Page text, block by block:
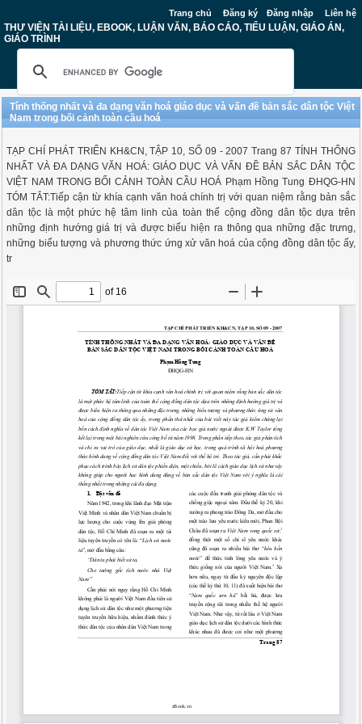
Trang chủ Đăng ký Đăng nhập Liên hệ
THƯ VIỆN TÀI LIỆU, EBOOK, LUẬN VĂN, BÁO CÁO, TIỂU LUẬN, GIÁO ÁN,
GIÁO TRÌNH
Tính thống nhất và đa dạng văn hoá giáo dục và vấn đề bản sắc dân tộc Việt
Nam trong bối cảnh toàn cầu hoá
TẠP CHÍ PHÁT TRIỂN KH&CN, TẬP 10, SỐ 09 - 2007 Trang 87 TÍNH THỐNG
NHẤT VÀ ĐA DẠNG VĂN HOÁ: GIÁO DỤC VÀ VẤN ĐỀ BẢN SẮC DÂN TỘC
VIỆT NAM TRONG BỐI CẢNH TOÀN CẦU HOÁ Phạm Hồng Tung ĐHQG-HN
TÓM TẮT:Tiếp cận từ khía cạnh văn hoá chính trị với quan niệm rằng bản sắc
dân tộc là một phức hệ tâm linh của toàn thể cộng đồng dân tộc dựa trên
những định hướng giá trị và được biểu hiện ra thông qua những đặc trưng,
những biểu tượng và phương thức ứng xử văn hoá của cộng đồng dân tộc ấy,
tr